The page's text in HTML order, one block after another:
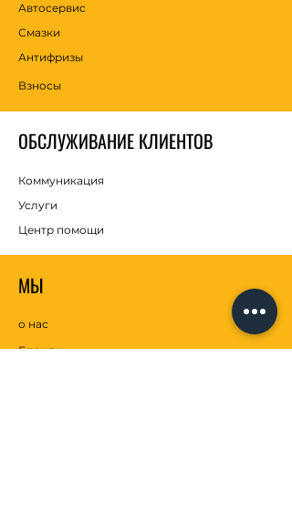
Автосервис
Смазки
Антифризы
Взносы
ОБСЛУЖИВАНИЕ КЛИЕНТОВ
Коммуникация
Услуги
Центр помощи
МЫ
о нас
Бренды